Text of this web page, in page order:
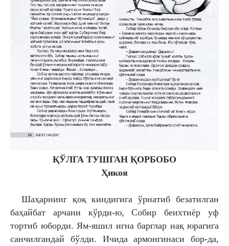
ҚЎЛГА ТУШГАН ҚОРБОБО
Ҳикоя
Шаҳарнинг қоқ киндигига ўрнатиб безатилган
баҳайбат арчани кўрди-ю, Собирбеихтиёр уф
тортиб юборди. Ям-яшил игна барглар нақ юрагига
санчилгандай бўлди. Ичидаармонгинаси бор-да,